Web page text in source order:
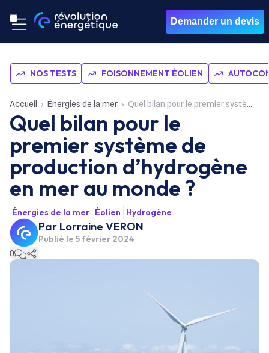
Demander un devis
NOS TESTS FOISONNEMENT ÉOLIEN
Accueil Énergies de la mer Quel bilan pour le premier système de production d’hydrogène en mer au monde ?
Quel bilan pour le
premier système de
production d’hydrogène
en mer au monde ?
Énergies de la mer Éolien Hydrogène
Par Lorraine VERON
Publié le 5 février 2024
0